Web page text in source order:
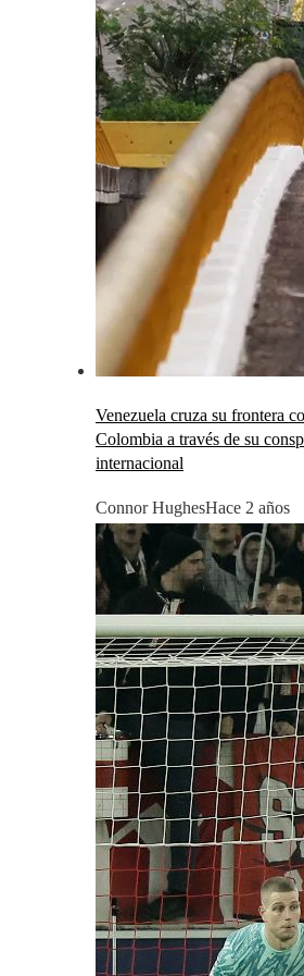
Venezuela cruza su frontera
Colombia a través de su
internacional
Connor HughesHace 2 años